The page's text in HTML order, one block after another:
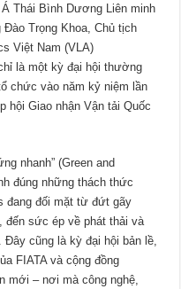
Thái Bình Dương Liên minh
Đào Trọng Khoa, Chủ tịch
Việt Nam (VLA)
là một kỳ đại hội thường
chức vào năm kỷ niệm lần
hội Giao nhận Vận tải Quốc
nhanh” (Green and
đúng những thách thức
đang đối mặt từ đứt gãy
đến sức ép về phát thải và
cũng là kỳ đại hội bản lề,
FIATA và cộng đồng
mới – nơi mà công nghệ,